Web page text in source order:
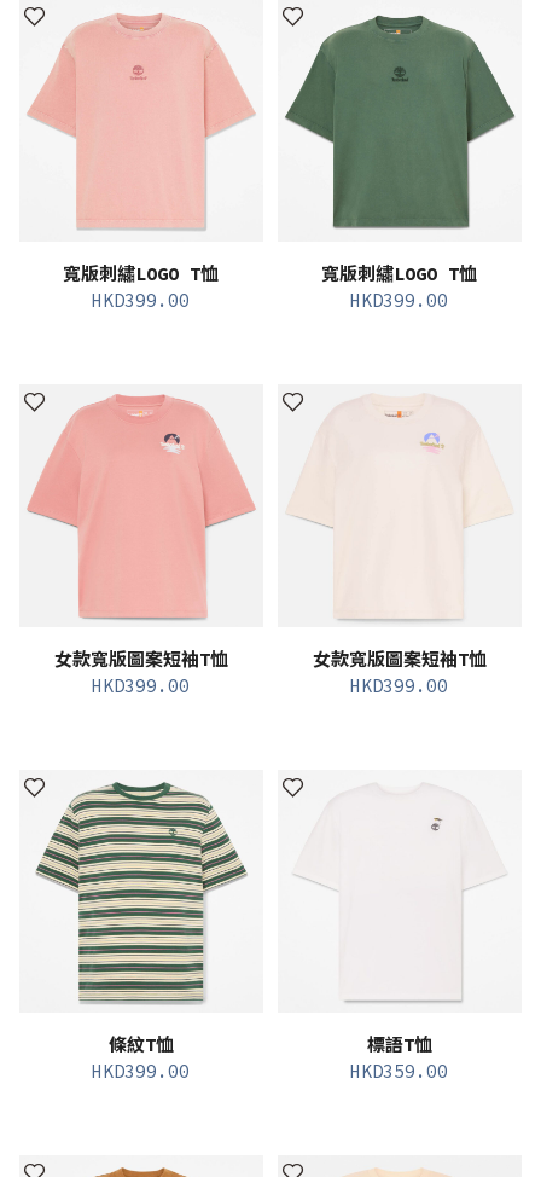
寬版刺繡LOGO T恤
HKD399.00
寬版刺繡LOGO T恤
HKD399.00
女款寬版圖案短袖T恤
HKD399.00
女款寬版圖案短袖T恤
HKD399.00
條紋T恤
HKD399.00
標語T恤
HKD359.00